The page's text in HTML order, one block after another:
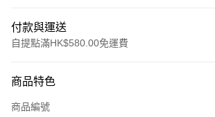
付款與運送
自提點滿HK$580.00免運費
信用卡
商品特色
商品編號